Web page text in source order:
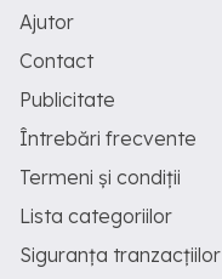
Ajutor
Contact
Publicitate
Întrebări frecvente
Termeni și condiții
Lista categoriilor
Siguranța tranzacțiilor